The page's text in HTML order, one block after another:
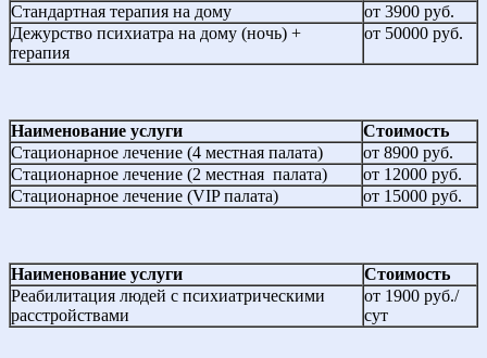
Стандартная терапия на дому
от 3900 руб.
Дежурство психиатра на дому (ночь) +
терапия
от 50000 руб.
Наименование услуги
Стоимость
Стационарное лечение (4 местная палата)
от 8900 руб.
Стационарное лечение (2 местная палата)
от 12000 руб.
Стационарное лечение (VIP палата)
от 15000 руб.
Наименование услуги
Стоимость
Реабилитация людей с психиатрическими
расстройствами
от 1900 руб./
сут